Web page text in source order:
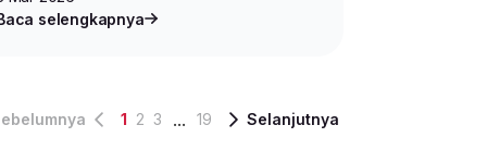
selengkapnya
1 2 3 ... 19 Selanjutnya